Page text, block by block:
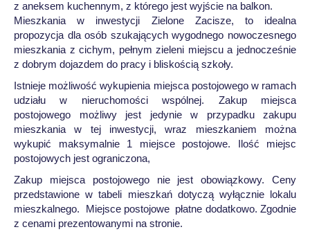
z aneksem kuchennym, z którego jest wyjście na balkon.
Mieszkania w inwestycji Zielone Zacisze, to idealna
propozycja dla osób szukających wygodnego nowoczesnego
mieszkania z cichym, pełnym zieleni miejscu a jednocześnie
z dobrym dojazdem do pracy i bliskością szkoły.
Istnieje możliwość wykupienia miejsca postojowego w ramach
udziału w nieruchomości wspólnej. Zakup miejsca
postojowego możliwy jest jedynie w przypadku zakupu
mieszkania w tej inwestycji, wraz mieszkaniem można
wykupić maksymalnie 1 miejsce postojowe. Ilość miejsc
postojowych jest ograniczona,
Zakup miejsca postojowego nie jest obowiązkowy. Ceny
przedstawione w tabeli mieszkań dotyczą wyłącznie lokalu
mieszkalnego. Miejsce postojowe płatne dodatkowo. Zgodnie
z cenami prezentowanymi na stronie.